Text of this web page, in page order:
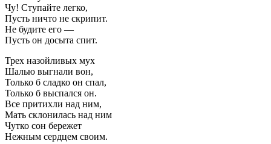
Чу! Ступайте легко,
Пусть ничто не скрипит.
Не будите его —
Пусть он досыта спит.
Трех назойливых мух
Шалью выгнали вон,
Только б сладко он спал,
Только б выспался он.
Все притихли над ним,
Мать склонилась над ним
Чутко сон бережет
Нежным сердцем своим.